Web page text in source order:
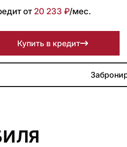
от 20 233 ₽/мес.
Купить в кредит